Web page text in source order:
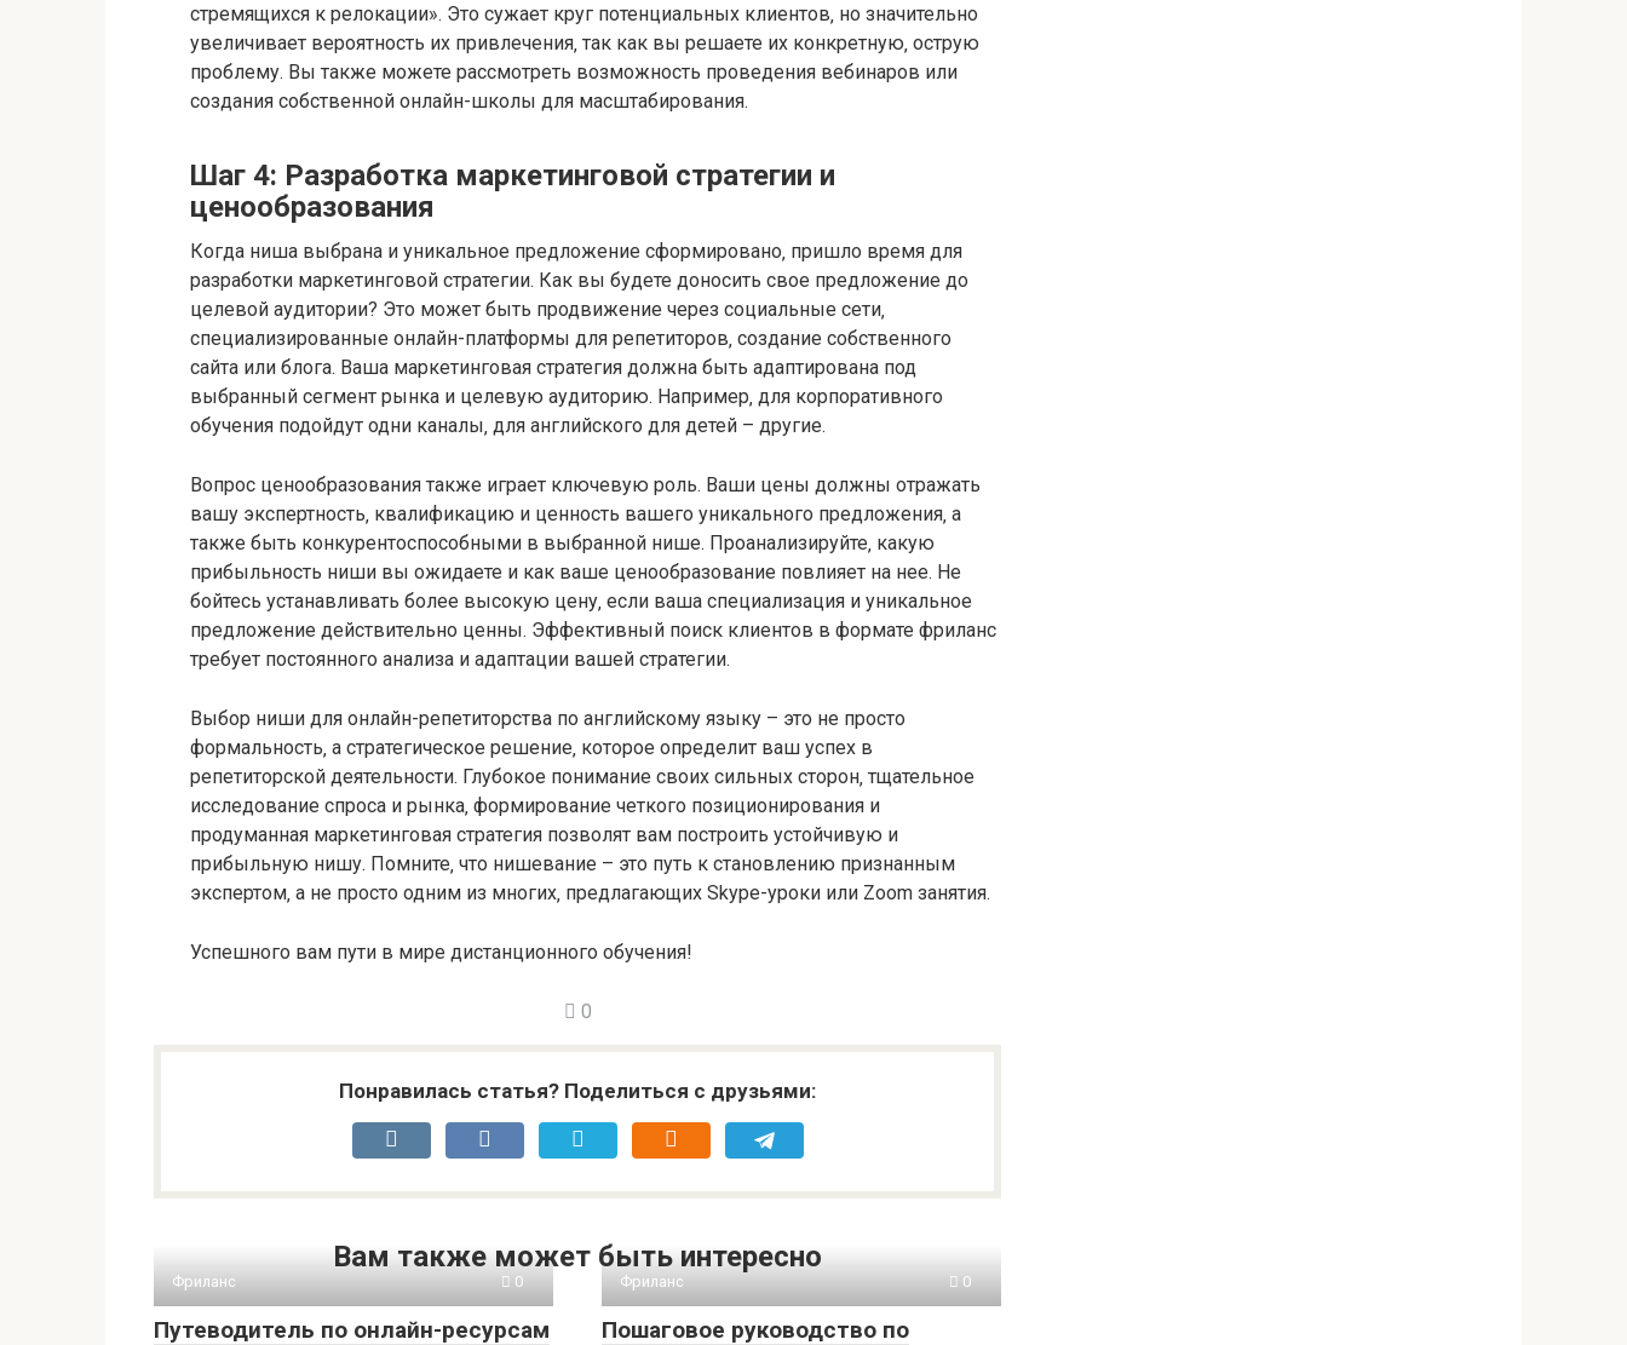
стремящихся к релокации». Это сужает круг потенциальных клиентов‚ но значительно
увеличивает вероятность их привлечения‚ так как вы решаете их конкретную‚ острую
проблему. Вы также можете рассмотреть возможность проведения вебинаров или
создания собственной онлайн-школы для масштабирования.
Шаг 4: Разработка маркетинговой стратегии и
ценообразования
Когда ниша выбрана и уникальное предложение сформировано‚ пришло время для
разработки маркетинговой стратегии. Как вы будете доносить свое предложение до
целевой аудитории? Это может быть продвижение через социальные сети‚
специализированные онлайн-платформы для репетиторов‚ создание собственного
сайта или блога. Ваша маркетинговая стратегия должна быть адаптирована под
выбранный сегмент рынка и целевую аудиторию. Например‚ для корпоративного
обучения подойдут одни каналы‚ для английского для детей – другие.
Вопрос ценообразования также играет ключевую роль. Ваши цены должны отражать
вашу экспертность‚ квалификацию и ценность вашего уникального предложения‚ а
также быть конкурентоспособными в выбранной нише. Проанализируйте‚ какую
прибыльность ниши вы ожидаете и как ваше ценообразование повлияет на нее. Не
бойтесь устанавливать более высокую цену‚ если ваша специализация и уникальное
предложение действительно ценны. Эффективный поиск клиентов в формате фриланс
требует постоянного анализа и адаптации вашей стратегии.
Выбор ниши для онлайн-репетиторства по английскому языку – это не просто
формальность‚ а стратегическое решение‚ которое определит ваш успех в
репетиторской деятельности. Глубокое понимание своих сильных сторон‚ тщательное
исследование спроса и рынка‚ формирование четкого позиционирования и
продуманная маркетинговая стратегия позволят вам построить устойчивую и
прибыльную нишу. Помните‚ что нишевание – это путь к становлению признанным
экспертом‚ а не просто одним из многих‚ предлагающих Skype-уроки или Zoom занятия.
Успешного вам пути в мире дистанционного обучения!
0
Понравилась статья? Поделиться с друзьями:
Вам также может быть интересно
Фриланс 0
Путеводитель по онлайн-ресурсам
Фриланс 0
Пошаговое руководство по